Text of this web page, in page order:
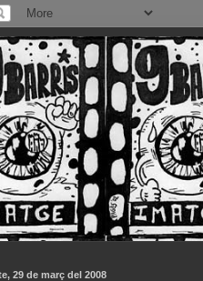
29 de març del 2008